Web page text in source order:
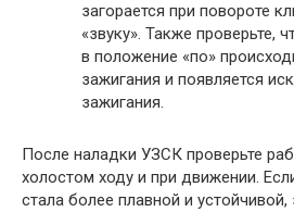
загорается при повороте
«звуку». Также проверьте,
в положение «по»
зажигания и появляется
зажигания.
После наладки УЗСК проверьте
холостом ходу и при движении.
стала более плавной и